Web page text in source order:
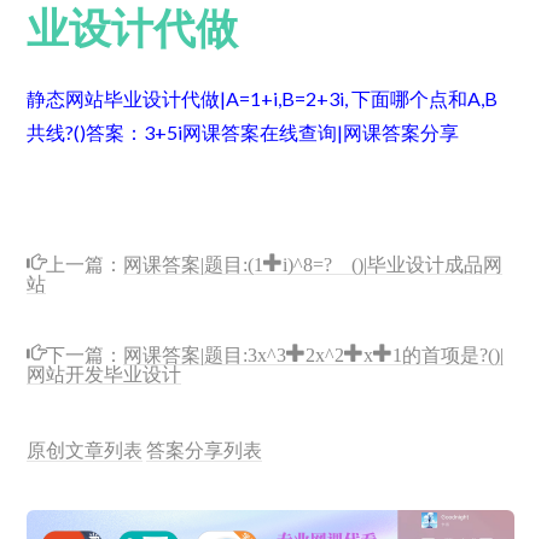
业设计代做
静态网站毕业设计代做|A=1+i,B=2+3i, 下面哪个点和A,B
共线?()答案：3+5i网课答案在线查询|网课答案分享
上一篇： 网课答案|题目:(1+i)^8=? ()|毕业设计成品网
站
下一篇： 网课答案|题目:3x^3+2x^2+x+1的首项是?()|
网站开发毕业设计
原创文章列表 答案分享列表